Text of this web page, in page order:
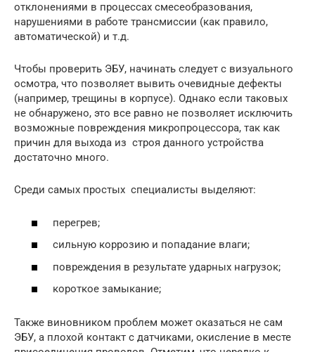
отклонениями в процессах смесеобразования,
нарушениями в работе трансмиссии (как правило,
автоматической) и т.д.
Чтобы проверить ЭБУ, начинать следует с визуального
осмотра, что позволяет вывить очевидные дефекты
(например, трещины в корпусе). Однако если таковых
не обнаружено, это все равно не позволяет исключить
возможные повреждения микропроцессора, так как
причин для выхода из строя данного устройства
достаточно много.
Среди самых простых специалисты выделяют:
перегрев;
сильную коррозию и попадание влаги;
повреждения в результате ударных нагрузок;
короткое замыкание;
Также виновником проблем может оказаться не сам
ЭБУ, а плохой контакт с датчиками, окисление в месте